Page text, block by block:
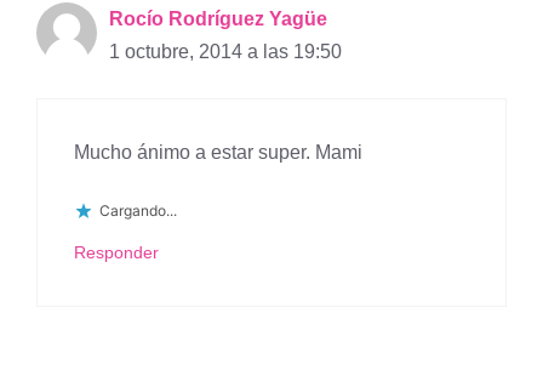
Rocío Rodríguez Yagüe
1 octubre, 2014 a las 19:50
Mucho ánimo a estar super. Mami
Cargando...
Responder